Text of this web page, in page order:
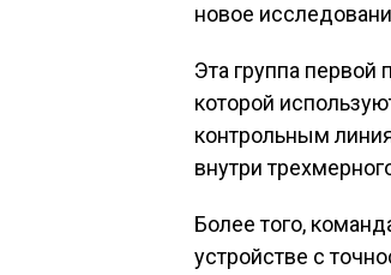
новое
Эта группа первой
которой
контрольным
внутри
Более того,
устройстве с